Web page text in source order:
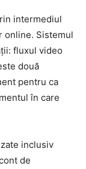
intermediul
online. Sistemul
fluxul video
două
pentru ca
în care
inclusiv
de